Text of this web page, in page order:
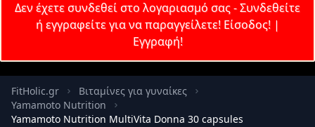
Πρωτεΐνες Pre-Workout Aμινοξέα Καύση λίπους
Δεν έχετε συνδεθεί στο λογαριασμό σας - Συνδεθείτε
ή εγγραφείτε για να παραγγείλετε! Είσοδος!|
Εγγραφή!
FitHolic.gr
Βιταμίνες για γυναίκες
Yamamoto Nutrition
Yamamoto Nutrition MultiVita Donna 30 capsules
Σύνδεση Εγγραφή
Κωδικός